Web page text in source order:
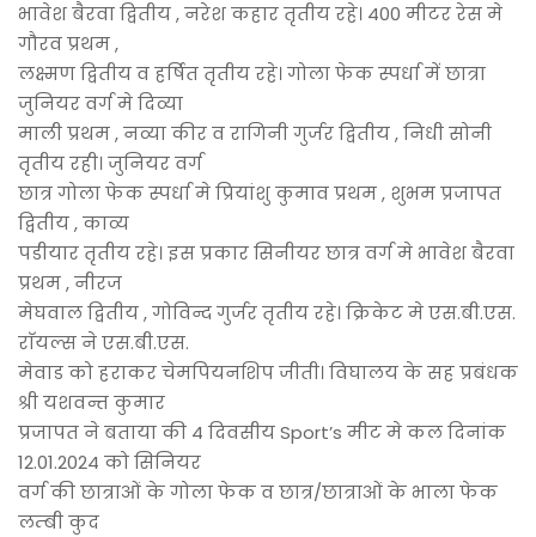
भावेश बैरवा द्वितीय , नरेश कहार तृतीय रहे। 400 मीटर रेस मे
गौरव प्रथम ,
लक्ष्मण द्वितीय व हर्षित तृतीय रहे। गोला फेक स्पर्धा में छात्रा
जुनियर वर्ग मे दिव्या
माली प्रथम , नव्या कीर व रागिनी गुर्जर द्वितीय , निधी सोनी
तृतीय रही। जुनियर वर्ग
छात्र गोला फेक स्पर्धा मे प्रियांशु कुमाव प्रथम , शुभम प्रजापत
द्वितीय , काव्य
पडीयार तृतीय रहे। इस प्रकार सिनीयर छात्र वर्ग मे भावेश बैरवा
प्रथम , नीरज
मेघवाल द्वितीय , गोविन्द गुर्जर तृतीय रहे। क्रिकेट मे एस.बी.एस.
राॅयल्स ने एस.बी.एस.
मेवाड को हराकर चेमपियनशिप जीती। विघालय के सह प्रबंधक
श्री यशवन्त कुमार
प्रजापत ने बताया की 4 दिवसीय Sport’s मीट मे कल दिनांक
12.01.2024 को सिनियर
वर्ग की छात्राओं के गोला फेक व छात्र/छात्राओं के भाला फेक
लम्बी कुद